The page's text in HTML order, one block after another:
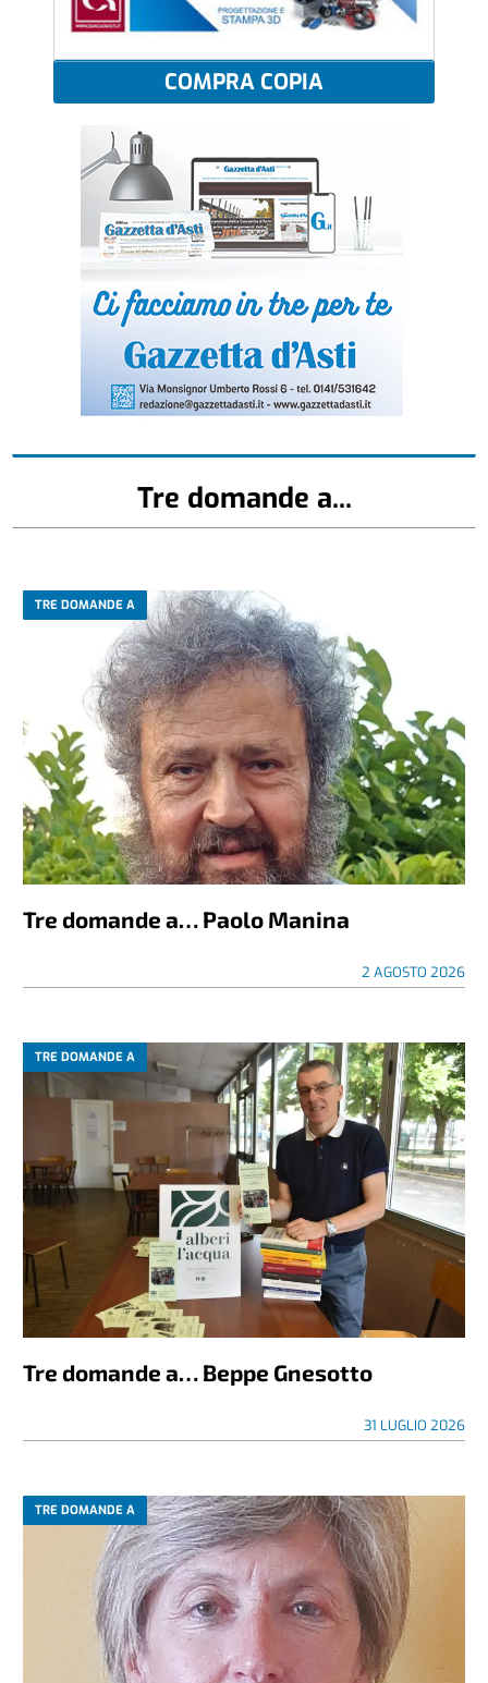
COMPRA COPIA
Tre domande a...
TRE DOMANDE A
Tre domande a… Paolo Manina
2 AGOSTO 2026
TRE DOMANDE A
Tre domande a… Beppe Gnesotto
31 LUGLIO 2026
TRE DOMANDE A